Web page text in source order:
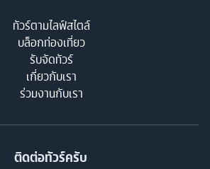
ทัวร์ตามไลฟ์สไตล์
บล็อกท่องเที่ยว
รับจัดทัวร์
เกี่ยวกับเรา
ร่วมงานกับเรา
ติดต่อทัวร์ครับ